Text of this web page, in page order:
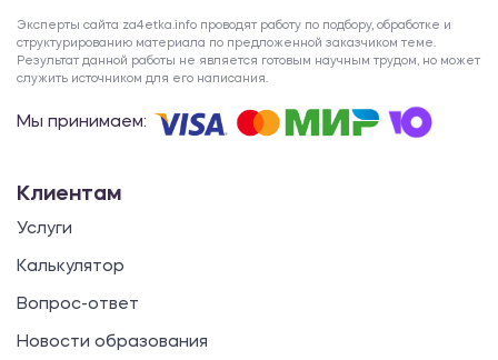
Эксперты сайта za4etka.info проводят работу по подбору, обработке и
структурированию материала по предложенной заказчиком теме.
Результат данной работы не является готовым научным трудом, но может
служить источником для его написания.
Мы принимаем:
Клиентам
Услуги
Калькулятор
Вопрос-ответ
Новости образования